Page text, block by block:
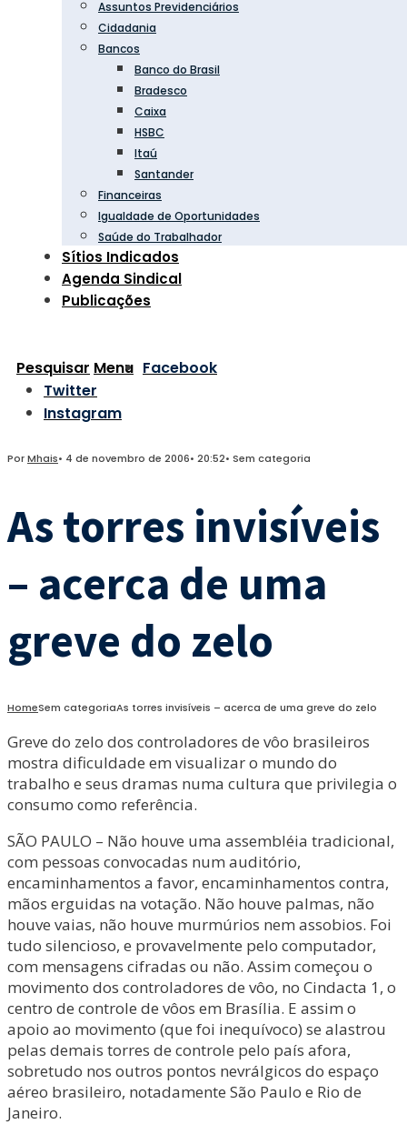
Assuntos Previdenciários
Cidadania
Bancos
Banco do Brasil
Bradesco
Caixa
HSBC
Itaú
Santander
Financeiras
Igualdade de Oportunidades
Saúde do Trabalhador
Sítios Indicados
Agenda Sindical
Publicações
Pesquisar Menu Facebook
Twitter
Instagram
PorMhais• 4 de novembro de 2006• 20:52• Sem categoria
As torres invisíveis
– acerca de uma
greve do zelo
HomeSem categoriaAs torres invisíveis – acerca de uma greve do zelo
Greve do zelo dos controladores de vôo brasileiros
mostra dificuldade em visualizar o mundo do
trabalho e seus dramas numa cultura que privilegia o
consumo como referência.
SÃO PAULO – Não houve uma assembléia tradicional,
com pessoas convocadas num auditório,
encaminhamentos a favor, encaminhamentos contra,
mãos erguidas na votação. Não houve palmas, não
houve vaias, não houve murmúrios nem assobios. Foi
tudo silencioso, e provavelmente pelo computador,
com mensagens cifradas ou não. Assim começou o
movimento dos controladores de vôo, no Cindacta 1, o
centro de controle de vôos em Brasília. E assim o
apoio ao movimento (que foi inequívoco) se alastrou
pelas demais torres de controle pelo país afora,
sobretudo nos outros pontos nevrálgicos do espaço
aéreo brasileiro, notadamente São Paulo e Rio de
Janeiro.